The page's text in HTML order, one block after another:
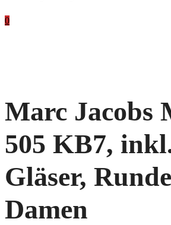
0
Marc Jacobs
505 KB7,
Gläser,
Damen